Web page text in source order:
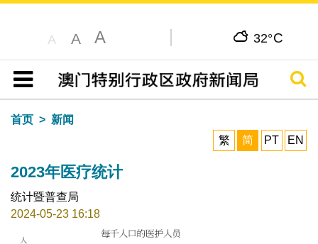
A A A 32°C
目录
搜寻
首页
新闻
繁
简 PT EN
2023年医疗统计
统计暨普查局
2024-05-23 16:18